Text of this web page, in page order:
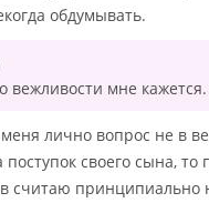
обдумывать.
вежливости мне кажется.
лично вопрос не в
поступок своего сына,
считаю